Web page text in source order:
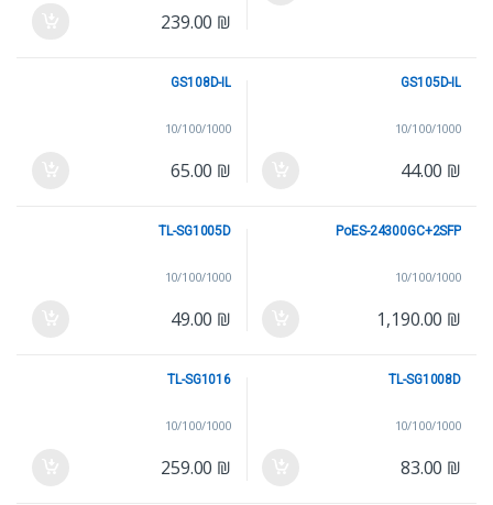
239.00 ₪
10/100/1000
GS105D-IL
44.00 ₪
10/100/1000
GS108D-IL
65.00 ₪
10/100/1000
PoES-24300GC+2SFP
1,190.00 ₪
10/100/1000
TL-SG1005D
49.00 ₪
10/100/1000
TL-SG1008D
83.00 ₪
10/100/1000
TL-SG1016
259.00 ₪